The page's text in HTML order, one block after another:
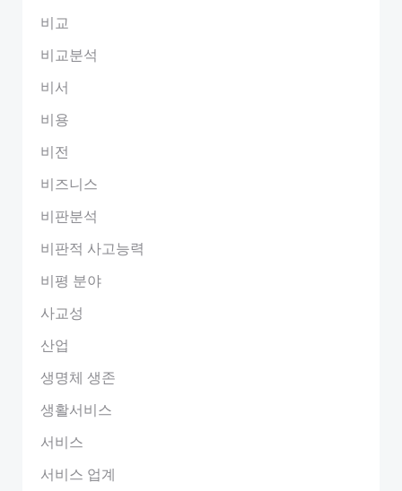
비교
비교분석
비서
비용
비전
비즈니스
비판분석
비판적 사고능력
비평 분야
사교성
산업
생명체 생존
생활서비스
서비스
서비스 업계